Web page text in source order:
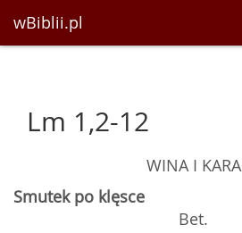
wBiblii.pl
Lm 1,2-12
WINA I KARA
Smutek po klęsce
Bet.